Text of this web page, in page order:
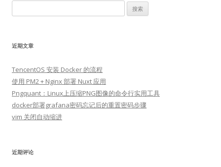
索：
近期文章
TencentOS 安装 Docker 的流程
使用 PM2 + Nginx 部署 Nuxt 应用
Pngquant：Linux上压缩PNG图像的命令行实用工具
docker部署grafana密码忘记后的重置密码步骤
vim 关闭自动缩进
近期评论